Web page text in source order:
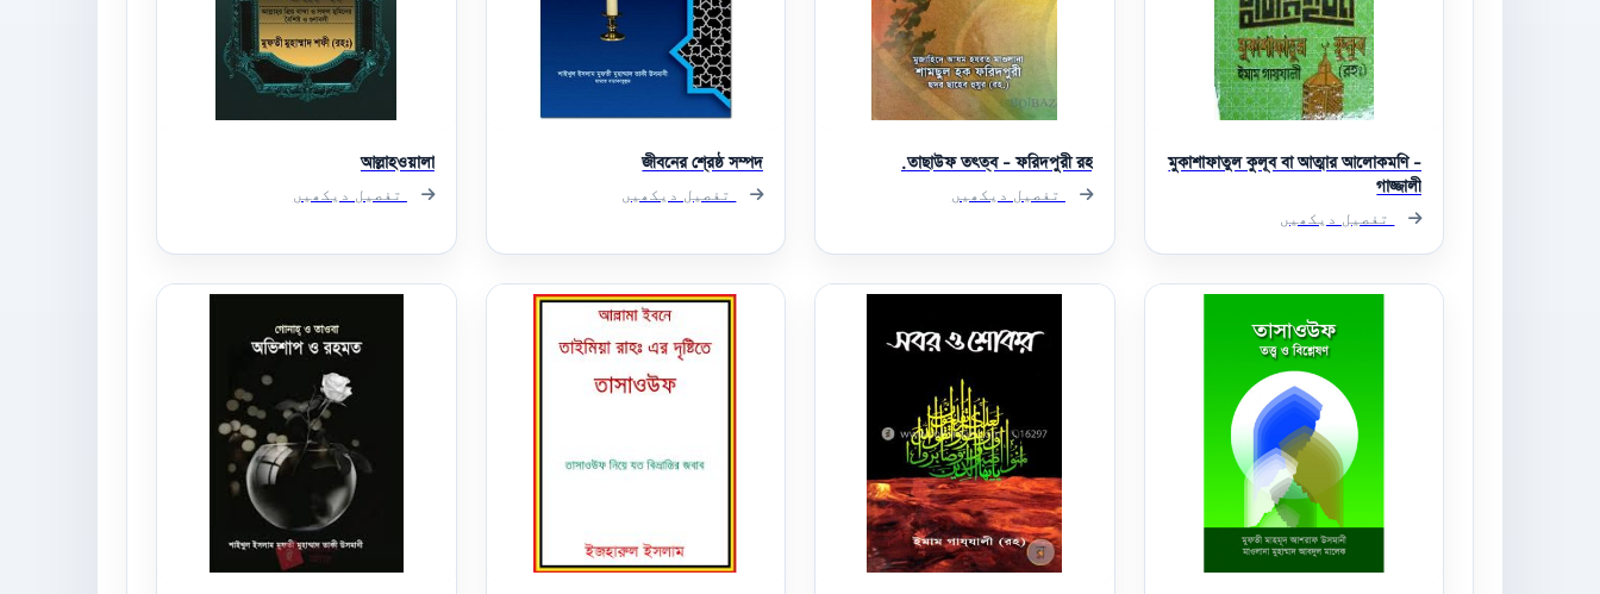
মুকাশাফাতুল কুলূব বা আত্মার আলোকমণি -
গাজ্জালী
تفصیل دیکھیں
তাছাউফ তত্ত্ব - ফরিদপুরী রহ.
تفصیل دیکھیں
জীবনের শ্রেষ্ঠ সম্পদ
تفصیل دیکھیں
আল্লাহওয়ালা
تفصیل دیکھیں